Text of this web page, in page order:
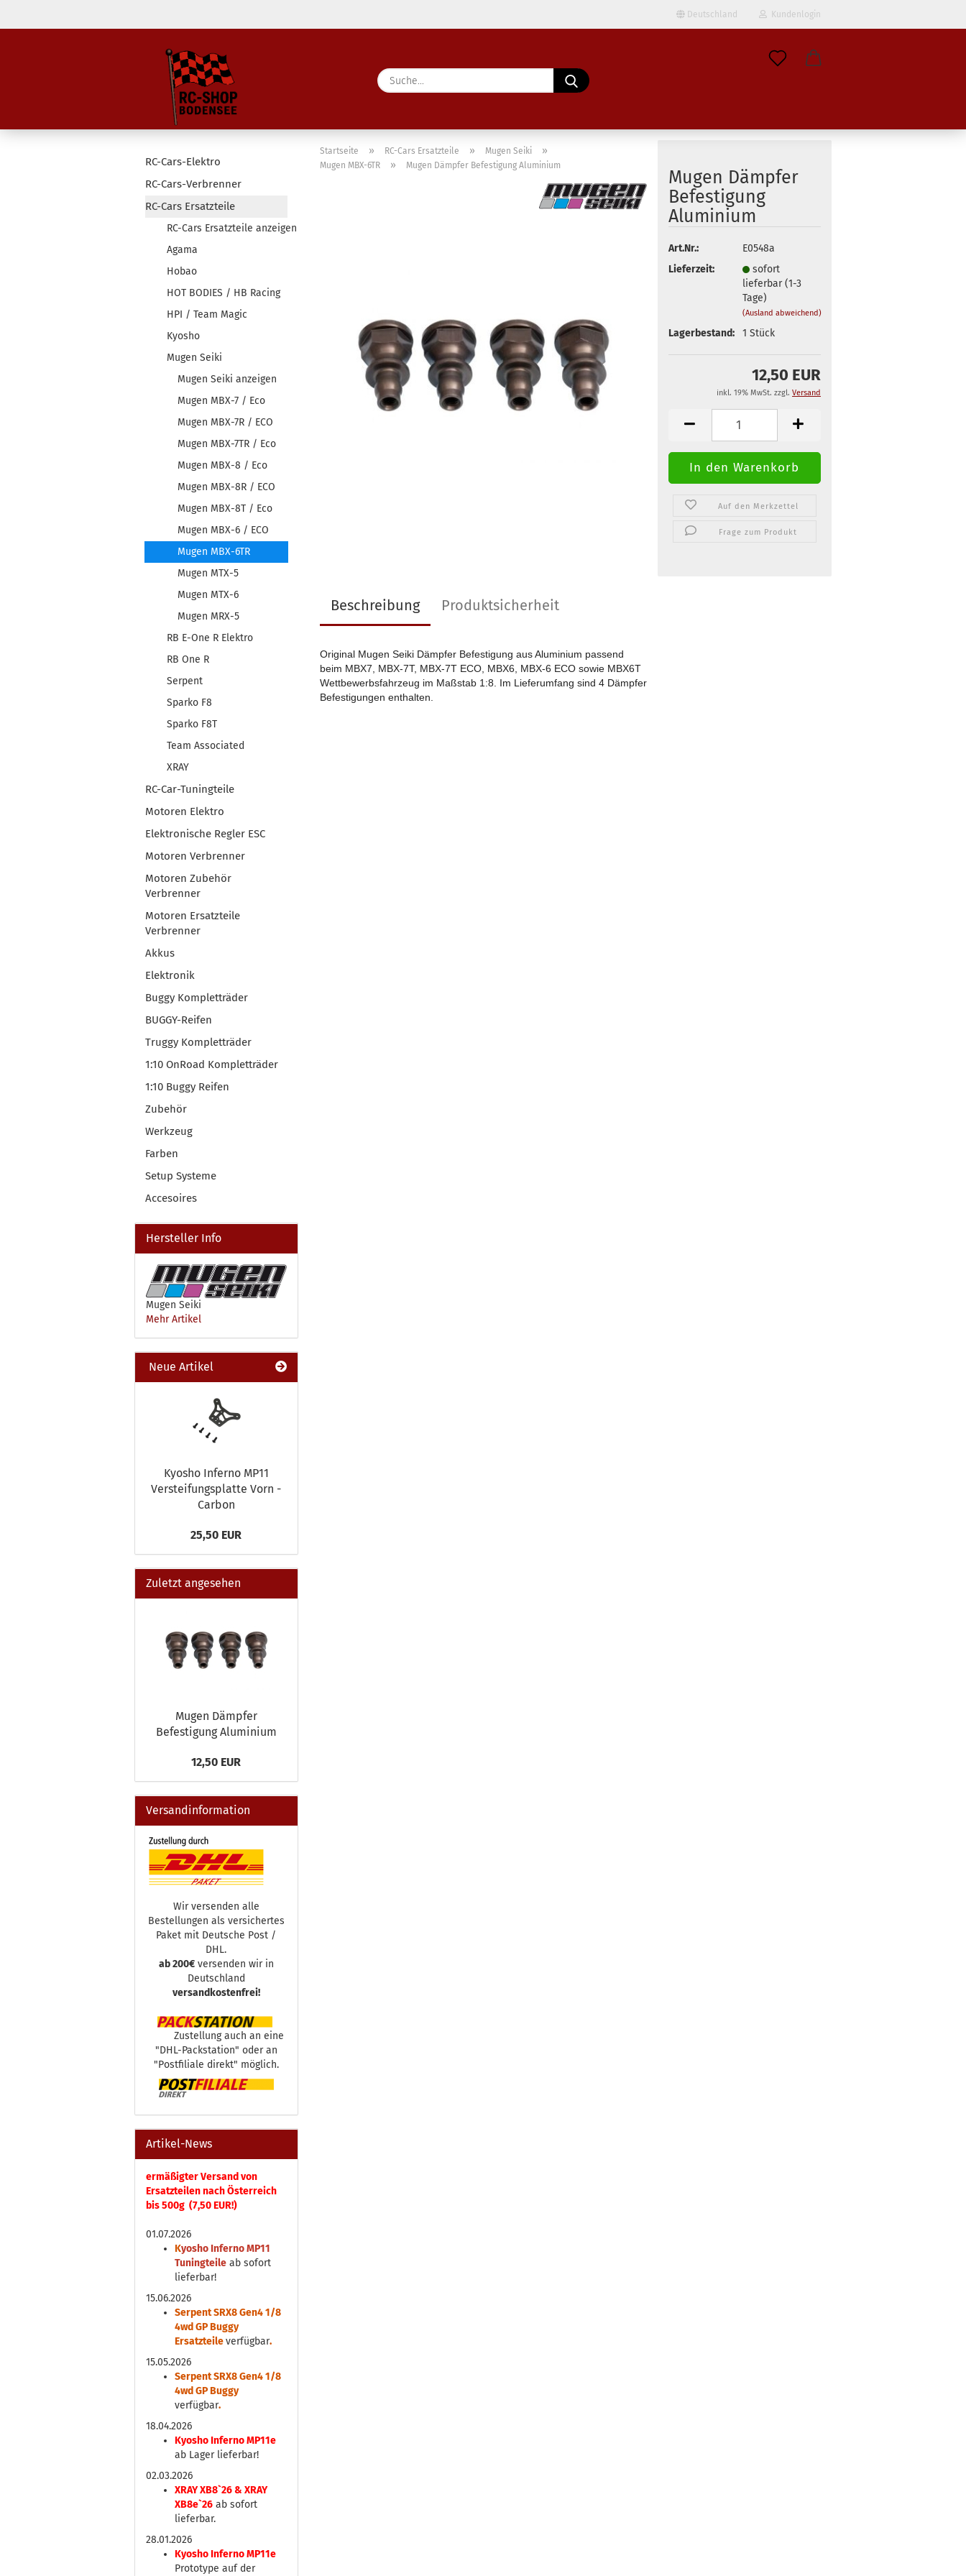
Deutschland Kundenlogin
Passwort
Konto erstellen
Suche...
Startseite » RC-Cars Ersatzteile » Mugen Seiki »
Mugen MBX-6TR » Mugen Dämpfer Befestigung Aluminium
Mugen Dämpfer
Befestigung
Aluminium
Art.Nr.:
E0548a
Lieferzeit:
sofort
lieferbar (1-3
Tage)
(Ausland abweichend)
Lagerbestand: 1Stück
12,50 EUR
inkl. 19% MwSt. zzgl. Versand
Auf den Merkzettel
Frage zum Produkt
Beschreibung Produktsicherheit
Original Mugen Seiki Dämpfer Befestigung aus Aluminium passend
beim MBX7, MBX-7T, MBX-7T ECO, MBX6, MBX-6 ECO sowie MBX6T
Wettbewerbsfahrzeug im Maßstab 1:8. Im Lieferumfang sind 4 Dämpfer
Befestigungen enthalten.
RC-Cars-Elektro
RC-Cars-Verbrenner
RC-Cars Ersatzteile
RC-Cars Ersatzteile anzeigen
Agama
Hobao
HOT BODIES / HB Racing
HPI / Team Magic
Kyosho
Mugen Seiki
Mugen Seiki anzeigen
Mugen MBX-7 / Eco
Mugen MBX-7R / ECO
Mugen MBX-7TR / Eco
Mugen MBX-8 / Eco
Mugen MBX-8R / ECO
Mugen MBX-8T / Eco
Mugen MBX-6 / ECO
Mugen MBX-6TR
Mugen MTX-5
Mugen MTX-6
Mugen MRX-5
RB E-One R Elektro
RB One R
Serpent
Sparko F8
Sparko F8T
Team Associated
XRAY
RC-Car-Tuningteile
Motoren Elektro
Elektronische Regler ESC
Motoren Verbrenner
Motoren Zubehör
Verbrenner
Motoren Ersatzteile
Verbrenner
Akkus
Elektronik
Buggy Kompletträder
BUGGY-Reifen
Truggy Kompletträder
1:10 OnRoad Kompletträder
1:10 Buggy Reifen
Zubehör
Werkzeug
Farben
Setup Systeme
Accesoires
Hersteller Info
Mugen Seiki
Mehr Artikel
Neue Artikel
Kyosho Inferno MP11
Versteifungsplatte Vorn -
Carbon
25,50 EUR
Zuletzt angesehen
Mugen Dämpfer
Befestigung Aluminium
12,50 EUR
Versandinformation
Wir versenden alle
Bestellungen als versichertes
Paket mit Deutsche Post /
DHL.
ab 200€versenden wir in
Deutschland
versandkostenfrei!
Zustellung auch an eine
"DHL-Packstation" oder an
"Postfiliale direkt" möglich.
Artikel-News
ermäßigter Versand von
Ersatzteilen nach Österreich
bis 500g (7,50 EUR!)
01.07.2026
Kyosho Inferno MP11
Tuningteile ab sofort
lieferbar!
15.06.2026
Serpent SRX8 Gen4 1/8
4wd GP Buggy
Ersatzteileverfügbar.
15.05.2026
Serpent SRX8 Gen4 1/8
4wd GP Buggy
verfügbar.
18.04.2026
Kyosho Inferno MP11e
ab Lager lieferbar!
02.03.2026
XRAY XB8`26 & XRAY
XB8e`26 ab sofort
lieferbar.
28.01.2026
Kyosho Inferno MP11e
Prototype auf der